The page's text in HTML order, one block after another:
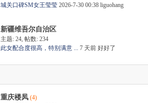
城关口碑SM女王莹莹 2026-7-30 00:38 liguohang
新疆维吾尔自治区
主题: 24, 帖数: 234
此女配合度很高，特别满意 ... 7 天前 好好了
重庆楼凤 (4)